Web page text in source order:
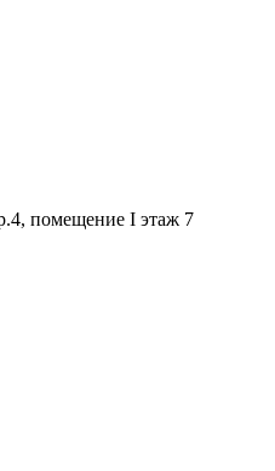
помещение I этаж 7